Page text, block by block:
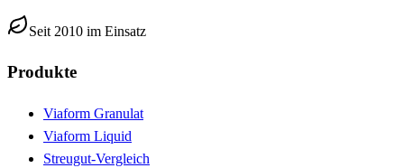
Seit 2010 im Einsatz
Produkte
Viaform Granulat
Viaform Liquid
Streugut-Vergleich